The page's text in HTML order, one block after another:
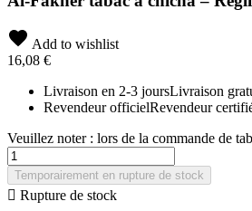
Add to wishlist
16,08 €
Livraison en 2-3 joursLivraison
Revendeur officielRevendeur
Veuillez noter : lors de la commande de
Temporairement en rupture de stock
 Rupture de stock